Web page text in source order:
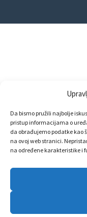
Da bismo pružili najbolje
pristup informacijama o
da obrađujemo podatke kao
na ovoj web stranici.
na određene karakteristike i